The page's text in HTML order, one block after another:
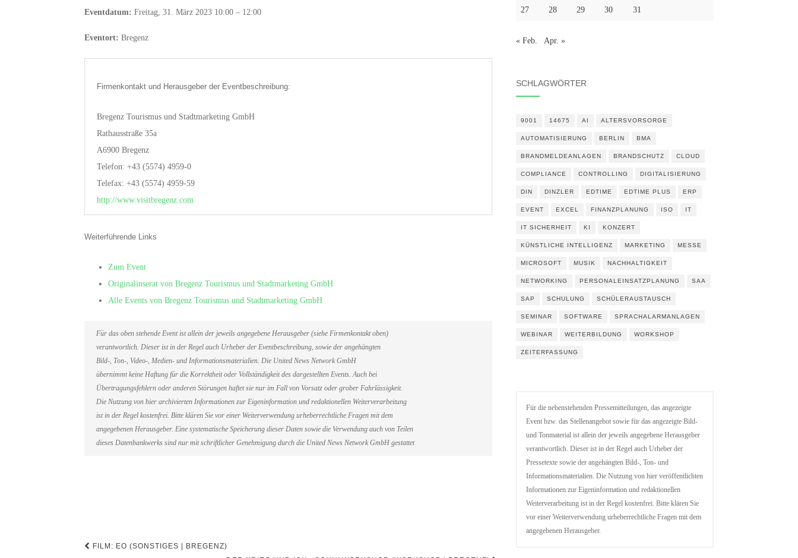
Eventdatum: Freitag, 31. März 2023 10:00 – 12:00
Eventort: Bregenz
Firmenkontakt und Herausgeber der Eventbeschreibung:
Bregenz Tourismus und Stadtmarketing GmbH
Rathausstraße 35a
A6900 Bregenz
Telefon: +43 (5574) 4959-0
Telefax: +43 (5574) 4959-59
http://www.visitbregenz.com
Weiterführende Links
Zum Event
Originalinserat von Bregenz Tourismus und Stadtmarketing GmbH
Alle Events von Bregenz Tourismus und Stadtmarketing GmbH
Für das oben stehende Event ist allein der jeweils angegebene Herausgeber (siehe Firmenkontakt oben)
verantwortlich. Dieser ist in der Regel auch Urheber der Eventbeschreibung, sowie der angehängten
Bild-, Ton-, Video-, Medien- und Informationsmaterialien. Die United News Network GmbH
übernimmt keine Haftung für die Korrektheit oder Vollständigkeit des dargestellten Events. Auch bei
Übertragungsfehlern oder anderen Störungen haftet sie nur im Fall von Vorsatz oder grober Fahrlässigkeit.
Die Nutzung von hier archivierten Informationen zur Eigeninformation und redaktionellen Weiterverarbeitung
ist in der Regel kostenfrei. Bitte klären Sie vor einer Weiterverwendung urheberrechtliche Fragen mit dem
angegebenen Herausgeber. Eine systematische Speicherung dieser Daten sowie die Verwendung auch von Teilen
dieses Datenbankwerks sind nur mit schriftlicher Genehmigung durch die United News Network GmbH gestattet
Beitragsnavigation
FILM: EO (SONSTIGES | BREGENZ)
27 28 29 30 31
« Feb. Apr. »
SCHLAGWÖRTER
9001 14675 AI ALTERSVORSORGE
AUTOMATISIERUNG BERLIN BMA
BRANDMELDEANLAGEN BRANDSCHUTZ CLOUD
COMPLIANCE CONTROLLING DIGITALISIERUNG
DIN DINZLER EDTIME EDTIME PLUS ERP
EVENT EXCEL FINANZPLANUNG ISO IT
IT SICHERHEIT KI KONZERT
KÜNSTLICHE INTELLIGENZ MARKETING MESSE
MICROSOFT MUSIK NACHHALTIGKEIT
NETWORKING PERSONALEINSATZPLANUNG SAA
SAP SCHULUNG SCHÜLERAUSTAUSCH
SEMINAR SOFTWARE SPRACHALARMANLAGEN
WEBINAR WEITERBILDUNG WORKSHOP
ZEITERFASSUNG
Für die nebenstehenden Pressemitteilungen, das angezeigte
Event bzw. das Stellenangebot sowie für das angezeigte Bild-
und Tonmaterial ist allein der jeweils angegebene Herausgeber
verantwortlich. Dieser ist in der Regel auch Urheber der
Pressetexte sowie der angehängten Bild-, Ton- und
Informationsmaterialien. Die Nutzung von hier veröffentlichten
Informationen zur Eigeninformation und redaktionellen
Weiterverarbeitung ist in der Regel kostenfrei. Bitte klären Sie
vor einer Weiterverwendung urheberrechtliche Fragen mit dem
angegebenen Herausgeber.